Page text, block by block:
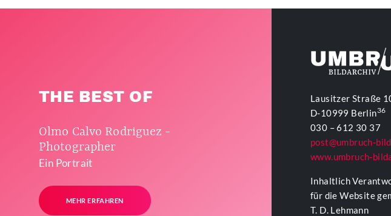
THE BEST OF
Olmo Calvo Rodriguez -
Photographer
Ein Portrait
MEHR ERFAHREN
Lausitzer Straße
D-10999 Berlin36
030 – 612 30 37
post@umbruch-
www.umbruch-
Inhaltlich
für die Website
T. D. Lehmann